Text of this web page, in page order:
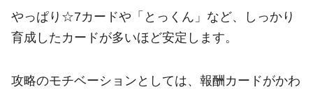
やっぱり☆7カードや「とっくん」など、しっかり
育成したカードが多いほど安定します。
攻略のモチベーションとしては、報酬カードがかわ